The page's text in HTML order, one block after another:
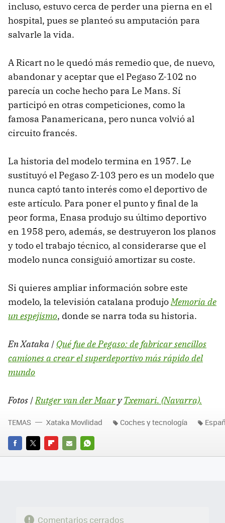
incluso, estuvo cerca de perder una pierna en el
hospital, pues se planteó su amputación para
salvarle la vida.
A Ricart no le quedó más remedio que, de nuevo,
abandonar y aceptar que el Pegaso Z-102 no
parecía un coche hecho para Le Mans. Sí
participó en otras competiciones, como la
famosa Panamericana, pero nunca volvió al
circuito francés.
La historia del modelo termina en 1957. Le
sustituyó el Pegaso Z-103 pero es un modelo que
nunca captó tanto interés como el deportivo de
este artículo. Para poner el punto y final de la
peor forma, Enasa produjo su último deportivo
en 1958 pero, además, se destruyeron los planos
y todo el trabajo técnico, al considerarse que el
modelo nunca consiguió amortizar su coste.
Si quieres ampliar información sobre este
modelo, la televisión catalana produjoMemoria de
un espejismo, donde se narra toda su historia.
En Xataka | Qué fue de Pegaso: de fabricar sencillos
camiones a crear el superdeportivo más rápido del
mundo
Fotos |Rutger van der MaaryTxemari. (Navarra).
FACEBOOK
TWITTERFLIPBOARD
E-
WHATSAPP
TEMAS Xataka Movilidad Coches y tecnología
Comentarios cerrados